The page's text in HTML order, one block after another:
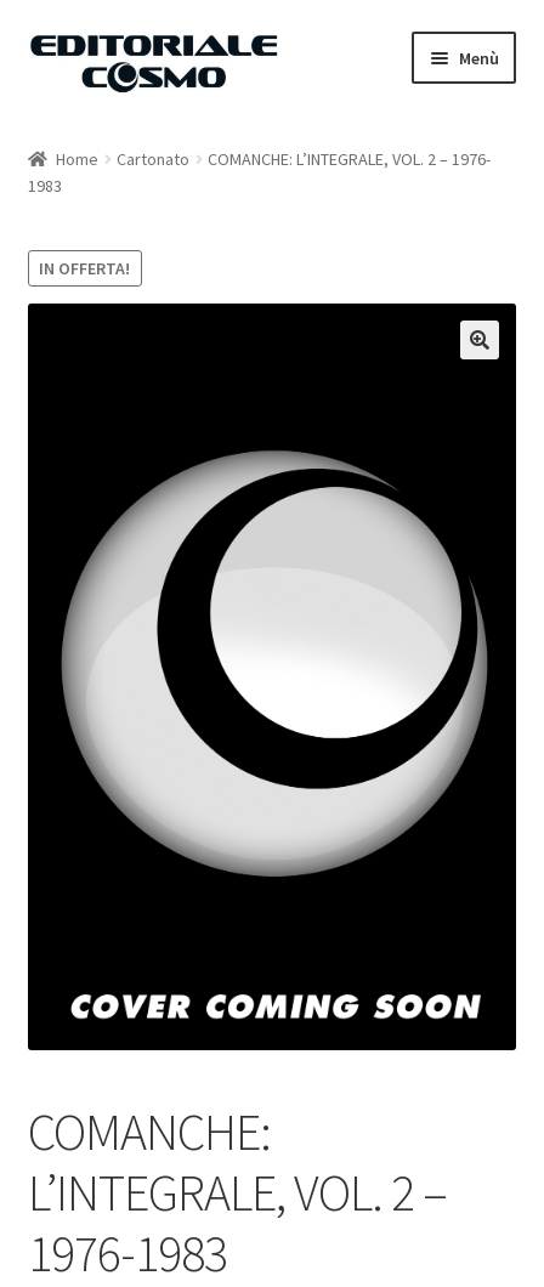
Vai
Vai
Menù
Catalogo
Carrello
Home Cartonato
COMANCHE: L’INTEGRALE, VOL. 2 – 1976-
1983
IN OFFERTA!
COMANCHE:
L’INTEGRALE, VOL. 2 –
1976-1983